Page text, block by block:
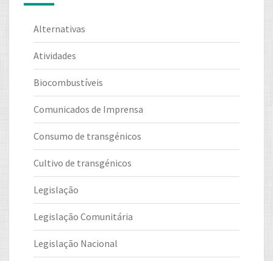
Alternativas
Atividades
Biocombustíveis
Comunicados de Imprensa
Consumo de transgénicos
Cultivo de transgénicos
Legislação
Legislação Comunitária
Legislação Nacional